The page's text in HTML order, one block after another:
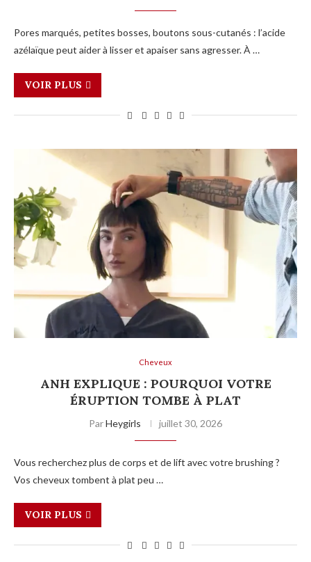
Pores marqués, petites bosses, boutons sous-cutanés : l’acide
azélaïque peut aider à lisser et apaiser sans agresser. À …
VOIR PLUS
Cheveux
ANH EXPLIQUE : POURQUOI VOTRE
ÉRUPTION TOMBE À PLAT
ParHeygirls juillet 30, 2026
Vous recherchez plus de corps et de lift avec votre brushing ?
Vos cheveux tombent à plat peu …
VOIR PLUS